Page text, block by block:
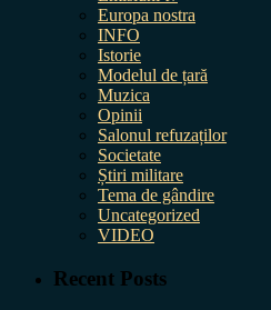
Europa nostra
INFO
Istorie
Modelul de țară
Muzica
Opinii
Salonul refuzaților
Societate
Știri militare
Tema de gândire
Uncategorized
VIDEO
Recent Posts